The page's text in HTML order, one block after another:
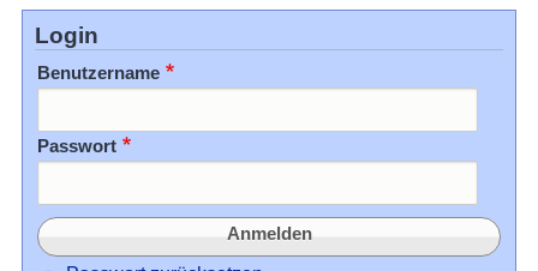
Login
Benutzername
Passwort